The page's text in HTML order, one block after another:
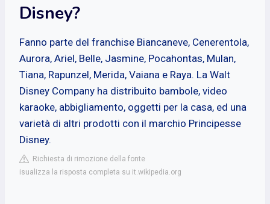
Disney?
Fanno parte del franchise Biancaneve, Cenerentola,
Aurora, Ariel, Belle, Jasmine, Pocahontas, Mulan,
Tiana, Rapunzel, Merida, Vaiana e Raya. La Walt
Disney Company ha distribuito bambole, video
karaoke, abbigliamento, oggetti per la casa, ed una
varietà di altri prodotti con il marchio Principesse
Disney.
Richiesta di rimozione della fonte
isualizza la risposta completa su it.wikipedia.org